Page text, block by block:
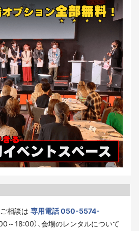
相談は 専用電話 050-5574-
～18:00）、会場のレンタルについて